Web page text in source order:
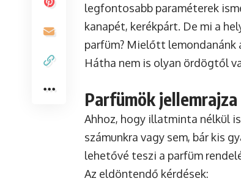
legfontosabb paraméterek
kanapét, kerékpárt. De mi a
parfüm? Mielőtt lemondanánk
Hátha nem is olyan ördögtől
Parfümök jellemrajza
Ahhoz, hogy illatminta nélkül
számunkra vagy sem, bár kis
lehetővé teszi a parfüm
Az eldöntendő kérdések: